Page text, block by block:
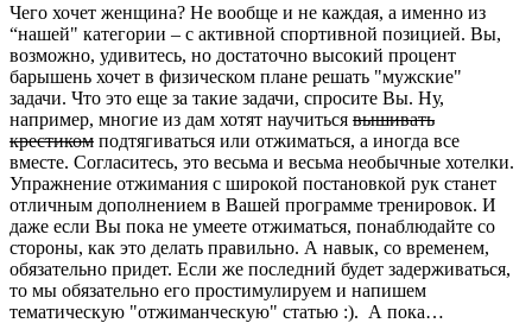
Чего хочет женщина? Не вообще и не каждая, а именно из
“нашей" категории – с активной спортивной позицией. Вы,
возможно, удивитесь, но достаточно высокий процент
барышень хочет в физическом плане решать "мужские"
задачи. Что это еще за такие задачи, спросите Вы. Ну,
например, многие из дам хотят научиться вышивать
крестиком подтягиваться или отжиматься, а иногда все
вместе. Согласитесь, это весьма и весьма необычные хотелки.
Упражнение отжимания с широкой постановкой рук станет
отличным дополнением в Вашей программе тренировок. И
даже если Вы пока не умеете отжиматься, понаблюдайте со
стороны, как это делать правильно. А навык, со временем,
обязательно придет. Если же последний будет задерживаться,
то мы обязательно его простимулируем и напишем
тематическую "отжиманческую" статью :). А пока…